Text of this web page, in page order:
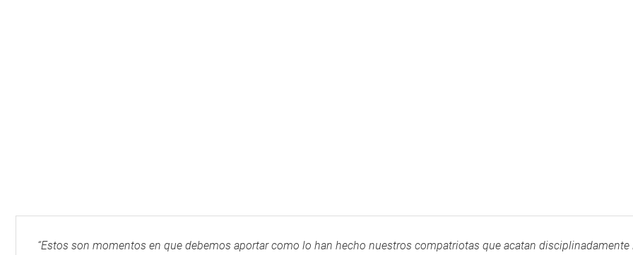
“Estos son momentos en que debemos aportar como lo han hecho nuestros compatriotas que acatan disciplinadamente